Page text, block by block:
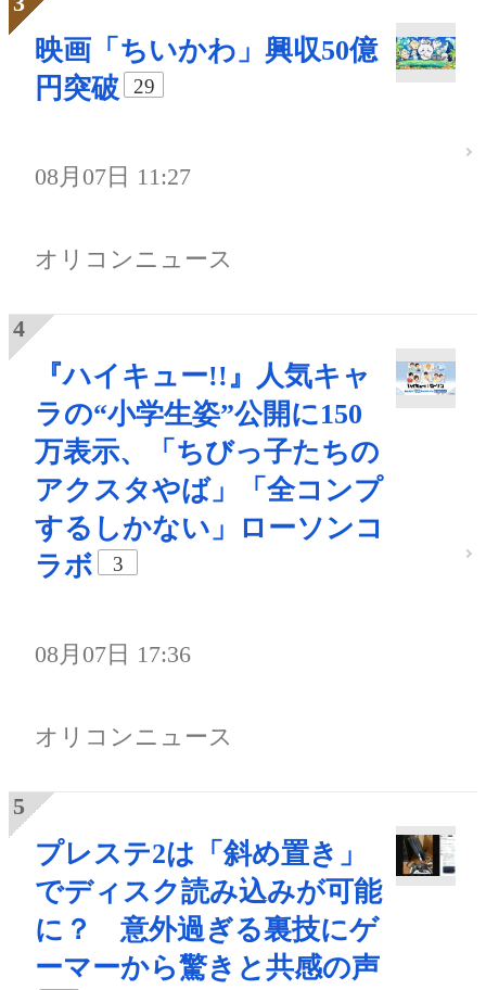
映画「ちいかわ」興収50億
円突破
29
08月07日 11:27
オリコンニュース
『ハイキュー!!』人気キャ
ラの“小学生姿”公開に150
万表示、「ちびっ子たちの
アクスタやば」「全コンプ
するしかない」ローソンコ
ラボ
3
08月07日 17:36
オリコンニュース
プレステ2は「斜め置き」
でディスク読み込みが可能
に？ 意外過ぎる裏技にゲ
ーマーから驚きと共感の声